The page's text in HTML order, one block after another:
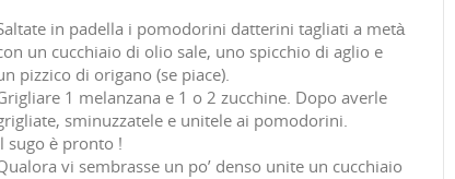
in padella i pomodorini datterini tagliati a metà
un cucchiaio di olio sale, uno spicchio di aglio e
pizzico di origano (se piace).
1 melanzana e 1 o 2 zucchine. Dopo averle
sminuzzatele e unitele ai pomodorini.
sugo è pronto !
vi sembrasse un po’ denso unite un cucchiaio